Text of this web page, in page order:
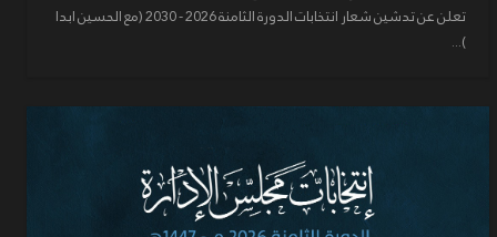
تعلن عن تدشين شعار انتخابات الدورة الثامنة 2026 - 2030 (مع الحسين ابدا
)...